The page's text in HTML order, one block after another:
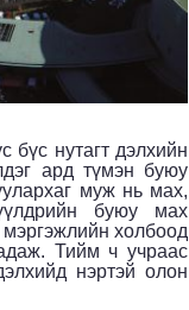
бүс нутагт дэлхийн
ард түмэн буюу
муж нь мах,
буюу мах
холбоод
Тийм ч учраас
нэртэй олон